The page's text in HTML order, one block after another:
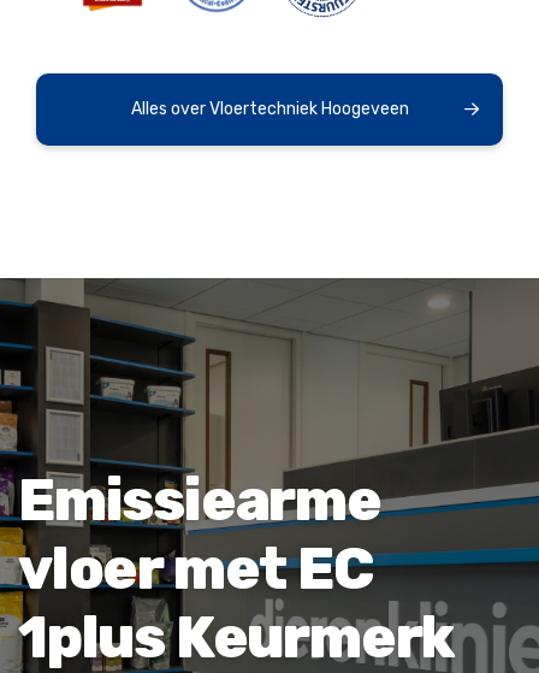
Alles over Vloertechniek Hoogeveen
Emissiearme
vloer met EC
1plus Keurmerk